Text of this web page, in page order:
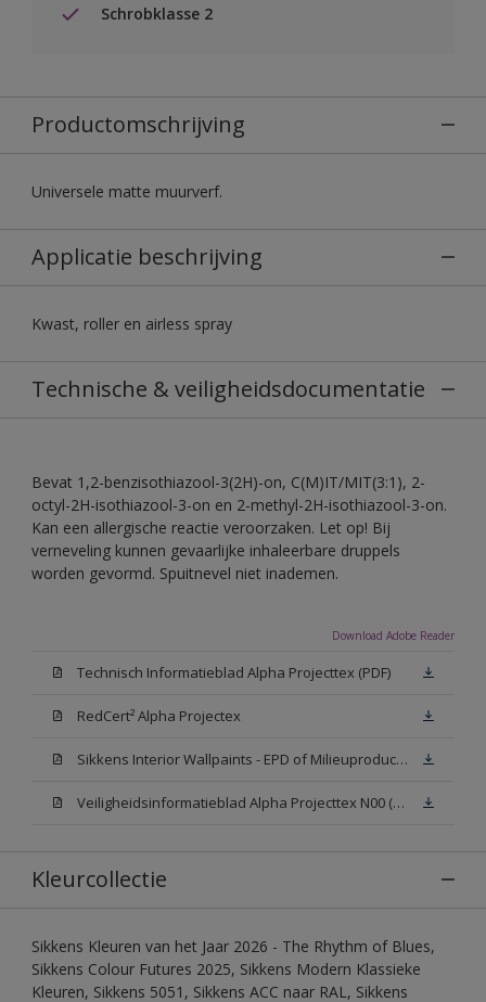
Schrobklasse 2
Productomschrijving
Universele matte muurverf.
Applicatie beschrijving
Kwast, roller en airless spray
Technische & veiligheidsdocumentatie
Bevat 1,2-benzisothiazool-3(2H)-on, C(M)IT/MIT(3:1), 2-
octyl-2H-isothiazool-3-on en 2-methyl-2H-isothiazool-3-on.
Kan een allergische reactie veroorzaken. Let op! Bij
verneveling kunnen gevaarlijke inhaleerbare druppels
worden gevormd. Spuitnevel niet inademen.
Download Adobe Reader
Technisch Informatieblad Alpha Projecttex (PDF)
RedCert² Alpha Projectex
Sikkens Interior Wallpaints - EPD of Milieuproductverklaring
Veiligheidsinformatieblad Alpha Projecttex N00 (MSDS)
Kleurcollectie
Sikkens Kleuren van het Jaar 2026 - The Rhythm of Blues,
Sikkens Colour Futures 2025, Sikkens Modern Klassieke
Kleuren, Sikkens 5051, Sikkens ACC naar RAL, Sikkens